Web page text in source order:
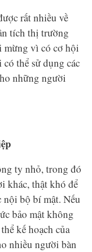
rất nhiều về
tích thị trường
mừng vì có cơ hội
thể sử dụng các
những người
ty nhỏ, trong đó
khác, thật khó để
bộ bí mật. Nếu
bảo mật không
kế hoạch của
nhiều người bàn